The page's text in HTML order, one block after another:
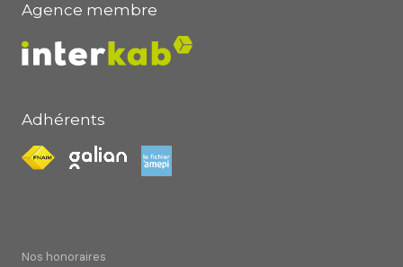
Agence membre
Adhérents
Nos honoraires